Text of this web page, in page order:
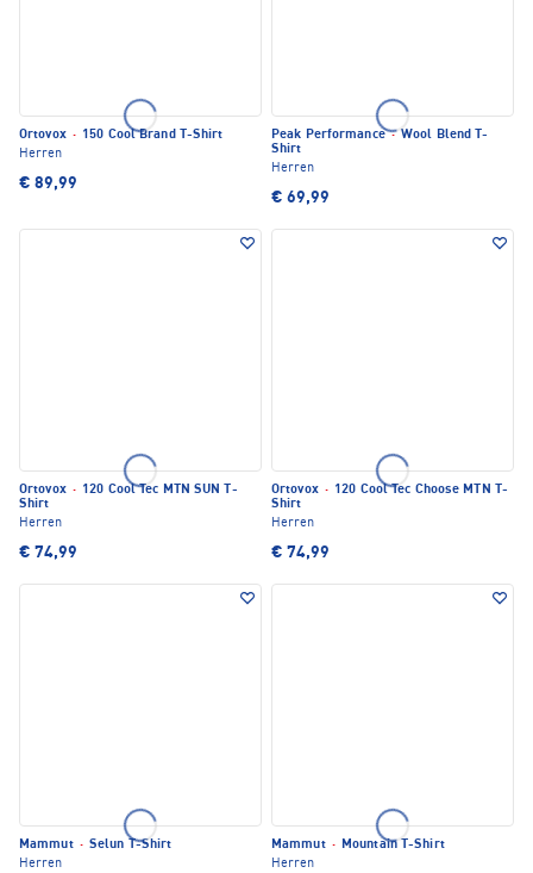
Ortovox · 150 Cool Brand T-Shirt
Herren
€ 89,99
Peak Performance·Wool Blend T-
Shirt
Herren
€ 69,99
Ortovox · 120 Cool Tec MTN SUN T-
Shirt
Herren
€ 74,99
Ortovox · 120 Cool Tec Choose MTN T-
Shirt
Herren
€ 74,99
Mammut · Selun T-Shirt
Herren
Mammut · Mountain T-Shirt
Herren